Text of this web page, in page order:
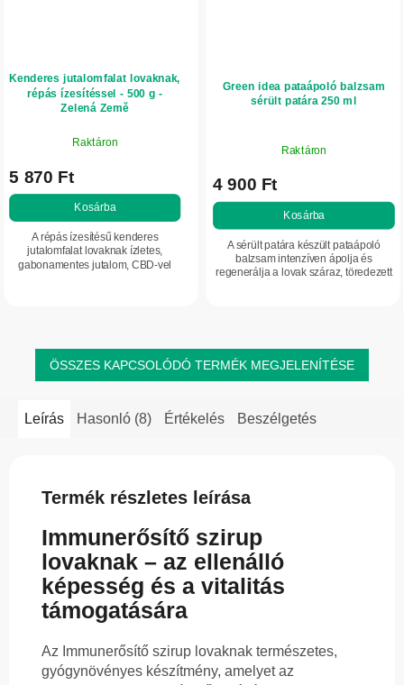
Kenderes jutalomfalat lovaknak,
répás ízesítéssel - 500 g -
Zelená Země
Raktáron
5 870 Ft
Kosárba
A répás ízesítésű kenderes
jutalomfalat lovaknak ízletes,
gabonamentes jutalom, CBD-vel
Green idea pataápoló balzsam
sérült patára 250 ml
Raktáron
4 900 Ft
Kosárba
A sérült patára készült pataápoló
balzsam intenzíven ápolja és
regenerálja a lovak száraz, töredezett
ÖSSZES KAPCSOLÓDÓ TERMÉK MEGJELENÍTÉSE
Leírás Hasonló (8) Értékelés Beszélgetés
Termék részletes leírása
Immunerősítő szirup
lovaknak – az ellenálló
képesség és a vitalitás
támogatására
Az Immunerősítő szirup lovaknak természetes,
gyógynövényes készítmény, amelyet az